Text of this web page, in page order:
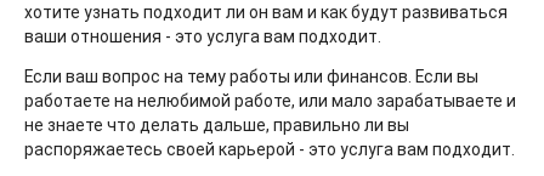
хотите узнать подходит ли он вам и как будут развиваться
ваши отношения - это услуга вам подходит.
Если ваш вопрос на тему работы или финансов. Если вы
работаете на нелюбимой работе, или мало зарабатываете и
не знаете что делать дальше, правильно ли вы
распоряжаетесь своей карьерой - это услуга вам подходит.